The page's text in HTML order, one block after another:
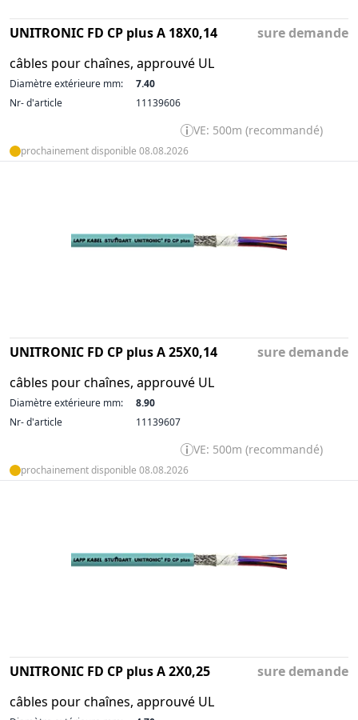
UNITRONIC FD CP plus A 18X0,14
câbles pour chaînes, approuvé UL
sure demande
Diamètre extérieure mm:
7.40
Nr- d'article
11139606
VE: 500m (recommandé)
prochainement disponible 08.08.2026
UNITRONIC FD CP plus A 25X0,14
câbles pour chaînes, approuvé UL
sure demande
Diamètre extérieure mm:
8.90
Nr- d'article
11139607
VE: 500m (recommandé)
prochainement disponible 08.08.2026
UNITRONIC FD CP plus A 2X0,25
câbles pour chaînes, approuvé UL
sure demande